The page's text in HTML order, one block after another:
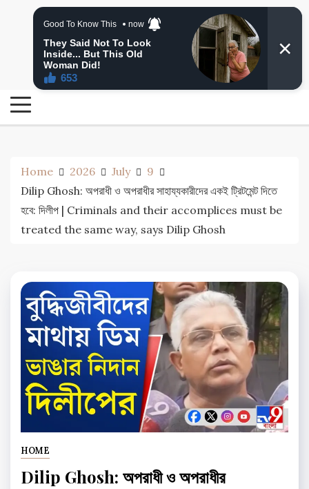
24 Ghanta Bangla News
24 Ghanta Bengali News
Home 2026 July
9
Dilip Ghosh: অপরাধী ও অপরাধীর সাহায্যকারীদের একই ট্রিটমেন্ট দিতে
হবে: দিলীপ | Criminals and their accomplices must be
treated the same way, says Dilip Ghosh
HOME
Dilip Ghosh: অপরাধী ও অপরাধীর